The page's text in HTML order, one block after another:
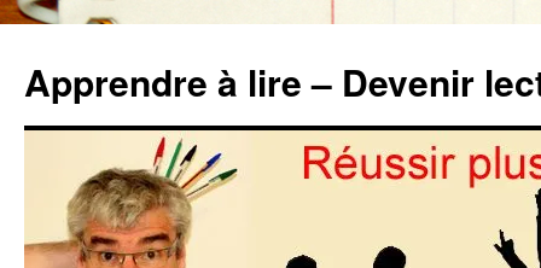
contenu
Apprendre à lire – Devenir